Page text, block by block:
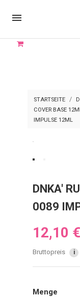

STARTSEITE
COVER BASE
IMPULSE 12ML
DNKA'
0089
12,10 €
Bruttopreis i
Menge